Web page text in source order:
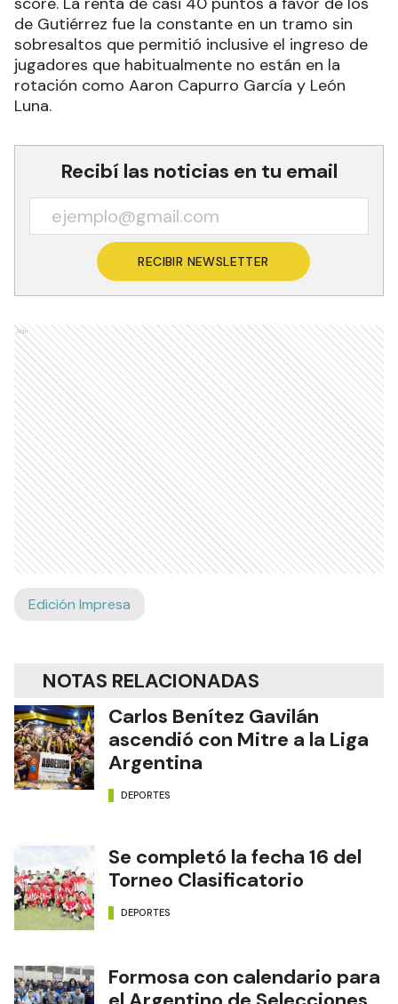
de Gutiérrez fue la constante en un tramo sin
sobresaltos que permitió inclusive el ingreso de
jugadores que habitualmente no están en la
rotación como Aaron Capurro García y León
Luna.
Recibí las noticias en tu email
RECIBIR NEWSLETTER
Ads
Edición Impresa
NOTAS RELACIONADAS
Carlos Benítez Gavilán
ascendió con Mitre a la Liga
Argentina
DEPORTES
Se completó la fecha 16 del
Torneo Clasificatorio
DEPORTES
Formosa con calendario para